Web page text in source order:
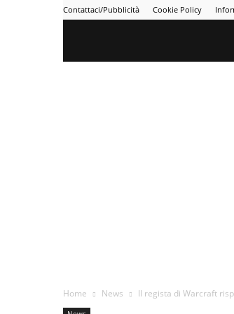
Contattaci/Pubblicità Cookie Policy
Home News Il regista di Warcraft